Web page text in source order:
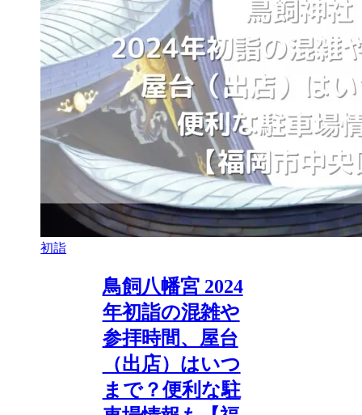
初詣
鳥飼八幡宮 2024
年初詣の混雑や
参拝時間、屋台
（出店）はいつ
まで？便利な駐